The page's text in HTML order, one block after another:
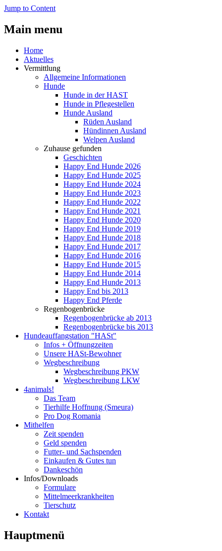
Jump to Content
Main menu
Home
Aktuelles
Vermittlung
Allgemeine Informationen
Hunde
Hunde in der HAST
Hunde in Pflegestellen
Hunde Ausland
Rüden Ausland
Hündinnen Ausland
Welpen Ausland
Zuhause gefunden
Geschichten
Happy End Hunde 2026
Happy End Hunde 2025
Happy End Hunde 2024
Happy End Hunde 2023
Happy End Hunde 2022
Happy End Hunde 2021
Happy End Hunde 2020
Happy End Hunde 2019
Happy End Hunde 2018
Happy End Hunde 2017
Happy End Hunde 2016
Happy End Hunde 2015
Happy End Hunde 2014
Happy End Hunde 2013
Happy End bis 2013
Happy End Pferde
Regenbogenbrücke
Regenbogenbrücke ab 2013
Regenbogenbrücke bis 2013
Hundeauffangstation "HASt"
Infos + Öffnungzeiten
Unsere HASt-Bewohner
Wegbeschreibung
Wegbeschreibung PKW
Wegbeschreibung LKW
4animals!
Das Team
Tierhilfe Hoffnung (Smeura)
Pro Dog Romania
Mithelfen
Zeit spenden
Geld spenden
Futter- und Sachspenden
Einkaufen & Gutes tun
Dankeschön
Infos/Downloads
Formulare
Mittelmeerkrankheiten
Tierschutz
Kontakt
Hauptmenü